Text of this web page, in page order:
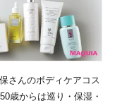
保さんのボディケアコス
歳からは巡り・保湿・